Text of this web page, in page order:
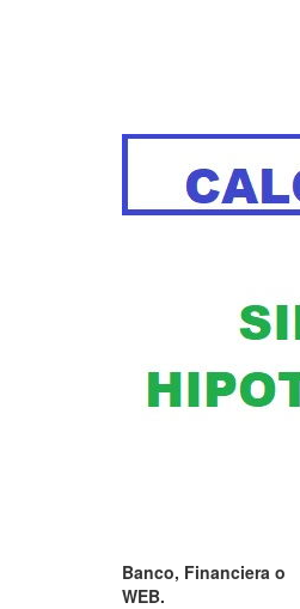
Banco, Financiera o
WEB.